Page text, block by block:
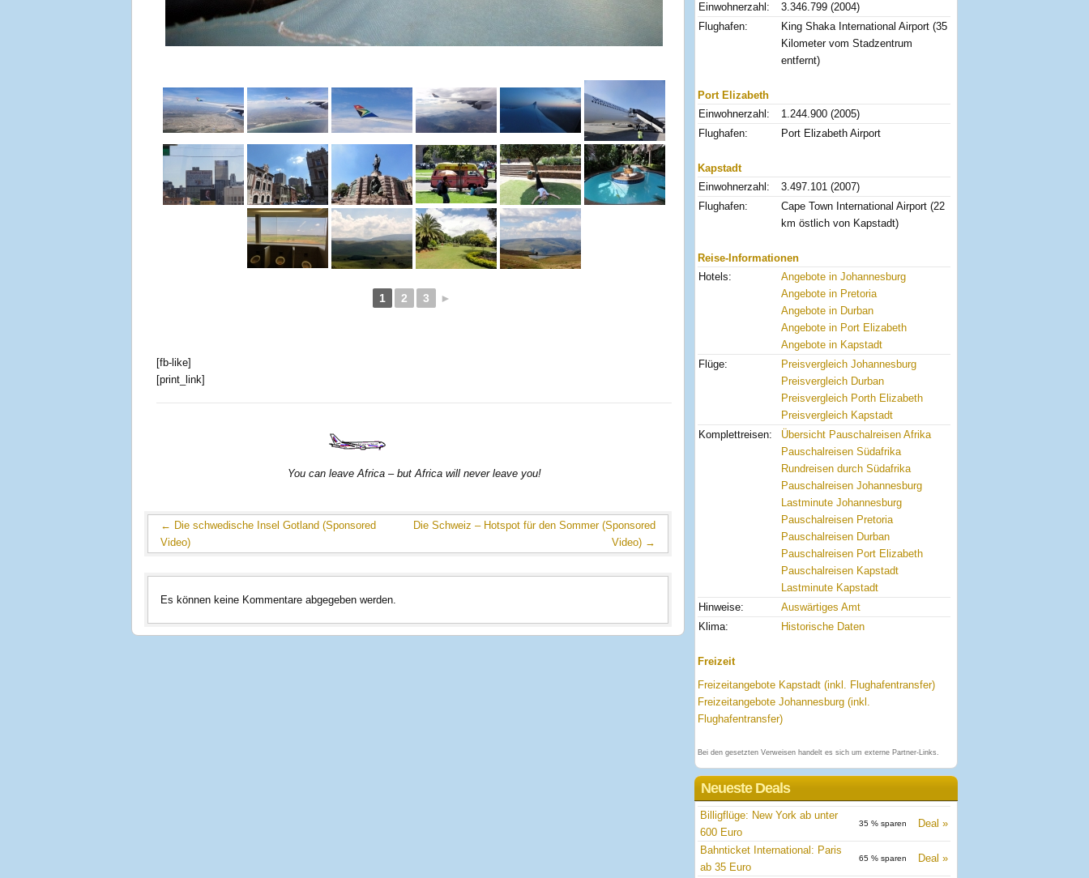
1 2 3 ►
[fb-like]
[print_link]
You can leave Africa – but Africa will never leave you!
← Die schwedische Insel Gotland (Sponsored
Video)
Die Schweiz – Hotspot für den Sommer (Sponsored
Video) →
Es können keine Kommentare abgegeben werden.
Einwohnerzahl:
3.346.799 (2004)
Flughafen:
King Shaka International Airport (35
Kilometer vom Stadzentrum
entfernt)
Port Elizabeth
Einwohnerzahl:
1.244.900 (2005)
Flughafen:
Port Elizabeth Airport
Kapstadt
Einwohnerzahl:
3.497.101 (2007)
Flughafen:
Cape Town International Airport (22
km östlich von Kapstadt)
Reise-Informationen
Hotels:
Angebote in Johannesburg
Angebote in Pretoria
Angebote in Durban
Angebote in Port Elizabeth
Angebote in Kapstadt
Flüge:
Preisvergleich Johannesburg
Preisvergleich Durban
Preisvergleich Porth Elizabeth
Preisvergleich Kapstadt
Komplettreisen:
Übersicht Pauschalreisen Afrika
Pauschalreisen Südafrika
Rundreisen durch Südafrika
Pauschalreisen Johannesburg
Lastminute Johannesburg
Pauschalreisen Pretoria
Pauschalreisen Durban
Pauschalreisen Port Elizabeth
Pauschalreisen Kapstadt
Lastminute Kapstadt
Hinweise:
Auswärtiges Amt
Klima:
Historische Daten
Freizeit
Freizeitangebote Kapstadt (inkl. Flughafentransfer)
Freizeitangebote Johannesburg (inkl.
Flughafentransfer)
Bei den gesetzten Verweisen handelt es sich um externe Partner-Links.
Neueste Deals
Billigflüge: New York ab unter
600 Euro
35 % sparen Deal
Bahnticket International: Paris
ab 35 Euro
65 % sparen Deal